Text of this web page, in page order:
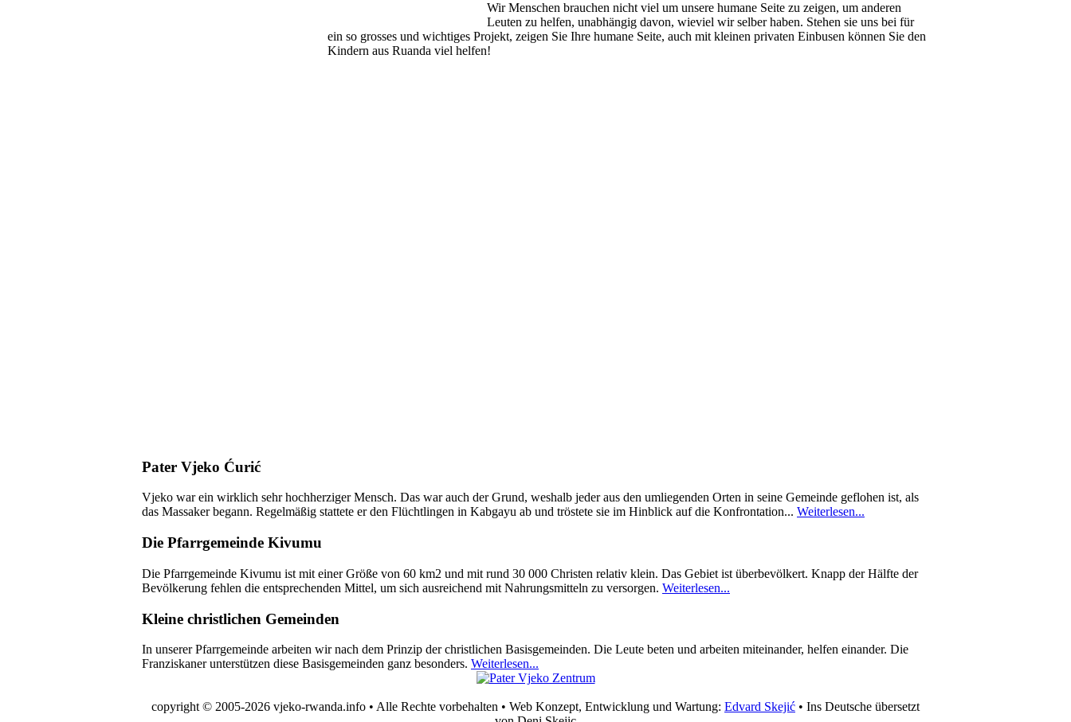
Wir Menschen brauchen nicht viel um unsere humane Seite zu zeigen, um anderen
Leuten zu helfen, unabhängig davon, wieviel wir selber haben. Stehen sie uns bei für
ein so grosses und wichtiges Projekt, zeigen Sie Ihre humane Seite, auch mit kleinen privaten Einbusen können Sie den
Kindern aus Ruanda viel helfen!
Pater Vjeko Ćurić
Vjeko war ein wirklich sehr hochherziger Mensch. Das war auch der Grund, weshalb jeder aus den umliegenden Orten in seine Gemeinde geflohen ist, als
das Massaker begann. Regelmäßig stattete er den Flüchtlingen in Kabgayu ab und tröstete sie im Hinblick auf die Konfrontation... Weiterlesen...
Die Pfarrgemeinde Kivumu
Die Pfarrgemeinde Kivumu ist mit einer Größe von 60 km2 und mit rund 30 000 Christen relativ klein. Das Gebiet ist überbevölkert. Knapp der Hälfte der
Bevölkerung fehlen die entsprechenden Mittel, um sich ausreichend mit Nahrungsmitteln zu versorgen. Weiterlesen...
Kleine christlichen Gemeinden
In unserer Pfarrgemeinde arbeiten wir nach dem Prinzip der christlichen Basisgemeinden. Die Leute beten und arbeiten miteinander, helfen einander. Die
Franziskaner unterstützen diese Basisgemeinden ganz besonders. Weiterlesen...
copyright © 2005-2026 vjeko-rwanda.info • Alle Rechte vorbehalten • Web Konzept, Entwicklung und Wartung: Edvard Skejić • Ins Deutsche übersetzt